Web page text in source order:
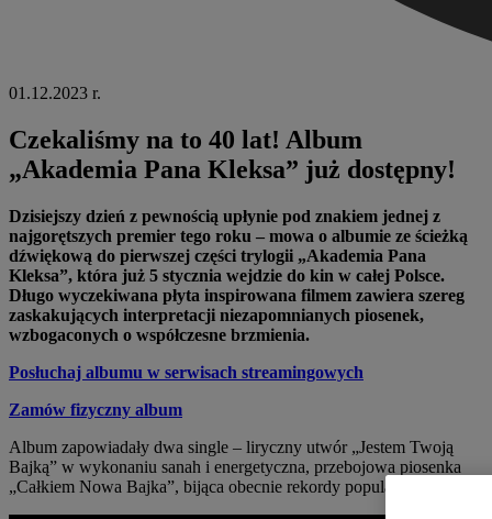
01.12.2023 r.
Czekaliśmy na to 40 lat! Album
„Akademia Pana Kleksa” już dostępny!
Dzisiejszy dzień z pewnością upłynie pod znakiem jednej z
najgorętszych premier tego roku – mowa o albumie ze ścieżką
dźwiękową do pierwszej części trylogii „Akademia Pana
Kleksa”, która już 5 stycznia wejdzie do kin w całej Polsce.
Długo wyczekiwana płyta inspirowana filmem zawiera szereg
zaskakujących interpretacji niezapomnianych piosenek,
wzbogaconych o współczesne brzmienia.
Posłuchaj albumu w serwisach streamingowych
Zamów fizyczny album
Album zapowiadały dwa single – liryczny utwór „Jestem Twoją
Bajką” w wykonaniu sanah i energetyczna, przebojowa piosenka
„Całkiem Nowa Bajka”, bijąca obecnie rekordy popularności.